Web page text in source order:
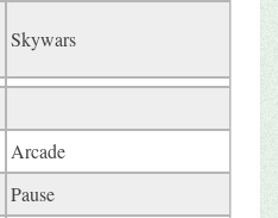
Skywars
Arcade
Pause